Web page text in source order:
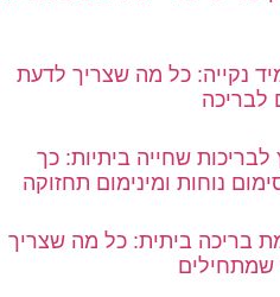
נקייה: כל מה שצריך לדעת
לבריכה
לבריכות שחייה ביתיות: כך
נוחות ומינימום תחזוקה
בריכה ביתית: כל מה שצריך
שמתחילים